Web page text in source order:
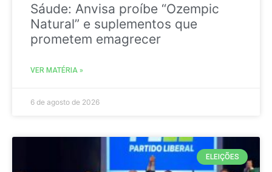
Sáude: Anvisa proíbe “Ozempic
Natural” e suplementos que
prometem emagrecer
VER MATÉRIA »
6 de agosto de 2026
ELEIÇÕES